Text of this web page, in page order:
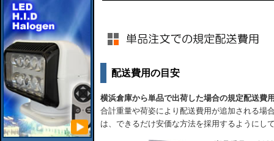
配送費用の目安
横浜倉庫から単品で出荷した場合の規定配送費
合計重量や荷姿により配送費用が追加される場
は、できるだけ安価な方法を採用するようにし